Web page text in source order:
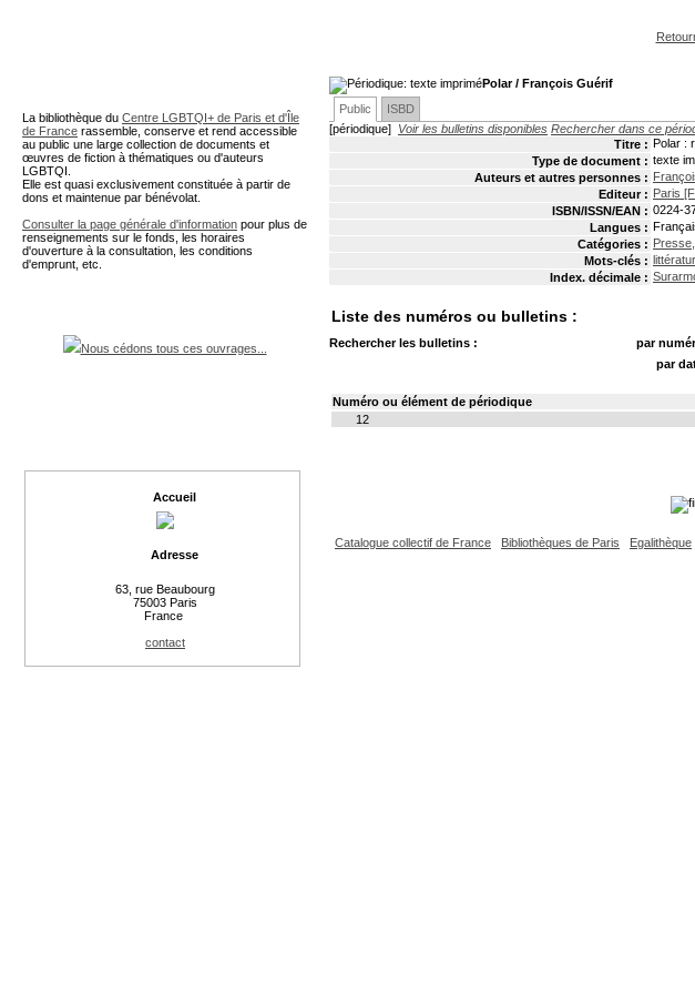
Polar/ François Guérif
Public
ISBD
[périodique] Voir les bulletins disponibles Rechercher dans ce
Titre : Polar :
Type de document : texte
Auteurs et autres personnes :
Editeur : Paris
ISBN/ISSN/EAN : 0224-
Langues :
Catégories :
Mots-clés :
Index. décimale :
Liste des numéros ou bulletins :
Rechercher les bulletins : par
par
Numéro ou élément de périodique
12
Catalogue collectif de France Bibliothèques de Paris Egalithèque
La bibliothèque du Centre LGBTQI+ de Paris et d'Île
de France rassemble, conserve et rend accessible
au public une large collection de documents et
œuvres de fiction à thématiques ou d'auteurs
LGBTQI.
Elle est quasi exclusivement constituée à partir de
dons et maintenue par bénévolat.
Consulter la page générale d'information pour plus de
renseignements sur le fonds, les horaires
d'ouverture à la consultation, les conditions
d'emprunt, etc.
Nous cédons tous ces ouvrages...
Accueil
Adresse
63, rue Beaubourg
75003 Paris
France
contact